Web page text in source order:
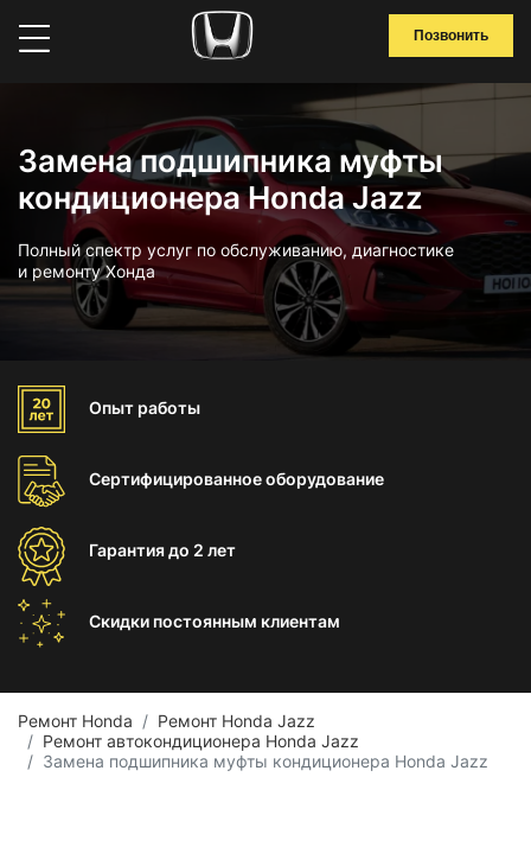
Позвонить
Замена подшипника муфты
кондиционера Honda Jazz
Полный спектр услуг по обслуживанию, диагностике
и ремонту Хонда
Опыт работы
Сертифицированноеоборудование
Гарантиядо 2 лет
Скидки постоянным клиентам
Ремонт Honda
Ремонт Honda Jazz
Ремонт автокондиционера Honda Jazz
Замена подшипника муфты кондиционера Honda Jazz